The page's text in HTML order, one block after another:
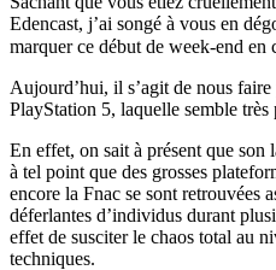
Edencast, j’ai songé à vous en
marquer ce début de week-end en
Aujourd’hui, il s’agit de nous
PlayStation 5, laquelle semble très
En effet, on sait à présent que son
à tel point que des grosses
encore la Fnac se sont retrouvées
déferlantes d’individus durant
effet de susciter le chaos total au
techniques.